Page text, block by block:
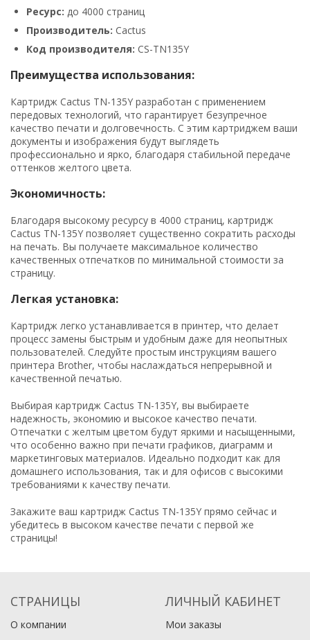
Ресурс: до 4000 страниц
Производитель: Cactus
Код производителя: CS-TN135Y
Преимущества использования:
Картридж Cactus TN-135Y разработан с применением
передовых технологий, что гарантирует безупречное
качество печати и долговечность. С этим картриджем ваши
документы и изображения будут выглядеть
профессионально и ярко, благодаря стабильной передаче
оттенков желтого цвета.
Экономичность:
Благодаря высокому ресурсу в 4000 страниц, картридж
Cactus TN-135Y позволяет существенно сократить расходы
на печать. Вы получаете максимальное количество
качественных отпечатков по минимальной стоимости за
страницу.
Легкая установка:
Картридж легко устанавливается в принтер, что делает
процесс замены быстрым и удобным даже для неопытных
пользователей. Следуйте простым инструкциям вашего
принтера Brother, чтобы наслаждаться непрерывной и
качественной печатью.
Выбирая картридж Cactus TN-135Y, вы выбираете
надежность, экономию и высокое качество печати.
Отпечатки с желтым цветом будут яркими и насыщенными,
что особенно важно при печати графиков, диаграмм и
маркетинговых материалов. Идеально подходит как для
домашнего использования, так и для офисов с высокими
требованиями к качеству печати.
Закажите ваш картридж Cactus TN-135Y прямо сейчас и
убедитесь в высоком качестве печати с первой же
страницы!
СТРАНИЦЫ
О компании
ЛИЧНЫЙ КАБИНЕТ
Мои заказы